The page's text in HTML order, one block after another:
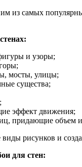
из самых
и узоры;
мосты, улицы;
существа;
эффект движения;
придающие объем
рисунков и
для стен: